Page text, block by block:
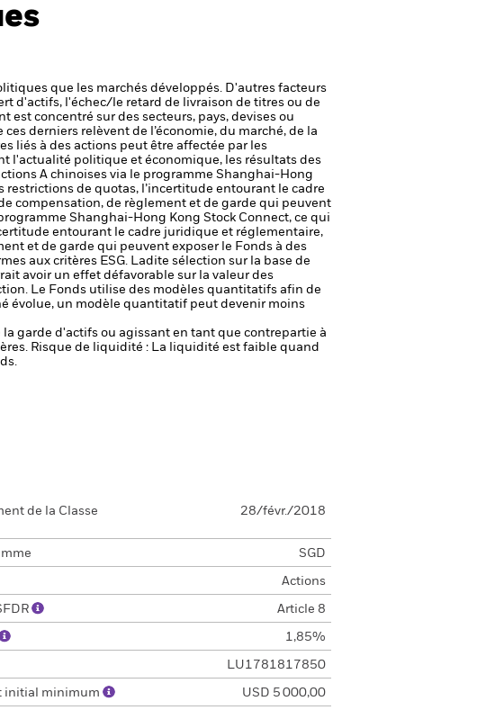
que les marchés développés. D'autres facteurs
d'actifs, l'échec/le retard de livraison de titres ou de
est concentré sur des secteurs, pays, devises ou
derniers relèvent de l’économie, du marché, de la
liés à des actions peut être affectée par les
l'actualité politique et économique, les résultats des
A chinoises via le programme Shanghai-Hong
restrictions de quotas, l’incertitude entourant le cadre
compensation, de règlement et de garde qui peuvent
Shanghai-Hong Kong Stock Connect, ce qui
entourant le cadre juridique et réglementaire,
et de garde qui peuvent exposer le Fonds à des
aux critères ESG. Ladite sélection sur la base de
avoir un effet défavorable sur la valeur des
Le Fonds utilise des modèles quantitatifs afin de
évolue, un modèle quantitatif peut devenir moins
garde d'actifs ou agissant en tant que contrepartie à
Risque de liquidité : La liquidité est faible quand
de la Classe
28/févr./2018
SGD
Actions
Article 8
1,85%
LU1781817850
initial minimum USD 5 000,00